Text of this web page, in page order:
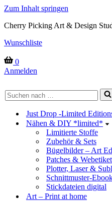
Zum Inhalt springen
Cherry Picking Art & Design
Wunschliste
Warenkorb
0
Anmelden
Suchen
nach …
Just Drop -Limited
Nähen & DIY *limited*
Limitierte Stoffe
Zubehör & Sets
Bügelbilder – Art
Patches &
Plotter, Laser &
Schnittmuster-
Stickdateien digital
Art – Print at home